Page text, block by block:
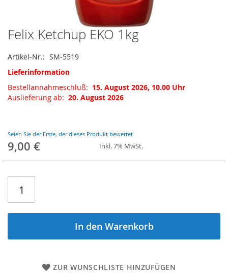
Zum
Anfang
der
Bildgalerie
springen
Felix Ketchup EKO 1kg
Artikel-Nr.
SM-5519
Lieferinformation
Bestellannahmeschluß: 15. August 2026, 10.00 Uhr
Auslieferung ab: 20. August 2026
Seien Sie der Erste, der dieses Produkt bewertet
9,00 € Inkl. 7% MwSt.
In den Warenkorb
ZUR WUNSCHLISTE HINZUFÜGEN